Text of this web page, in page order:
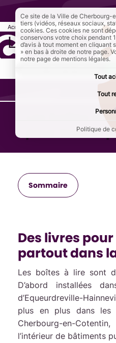
Accueil Culture et loisirs Lecture
Les boîtes à
Les boites à
pour tous et
Sommaire
Des livres
partout dans
Les boîtes à lire sont
D’abord installées
d’Equeurdreville-
plus en plus dans les
Cherbourg-en-
l’intérieur de bâtiments
Ce site de la Ville de
tiers (vidéos, réseaux sociaux,
cookies. Ces cookies ne sont
conservons votre choix pendant
d’avis à tout moment en cliquant
» en bas à droite de notre page.
notre page de mentions légales.
Tout
Tout
Politique de